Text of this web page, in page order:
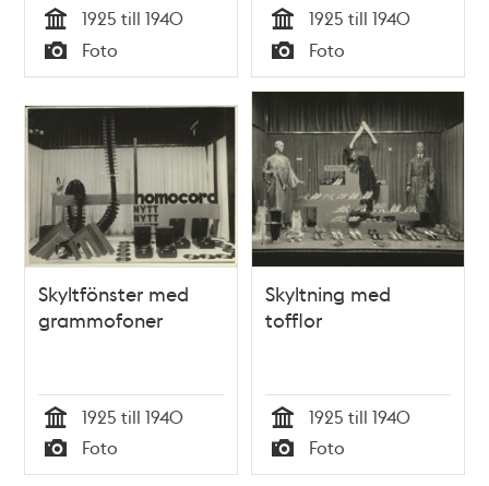
Tid
1925 till 1940
Typ
Foto Tid
1925 till 1940
Typ
Foto
Skyltfönster med
grammofoner
Tid
1925 till 1940
Typ
Foto
Skyltning med
tofflor
Tid
1925 till 1940
Typ
Foto